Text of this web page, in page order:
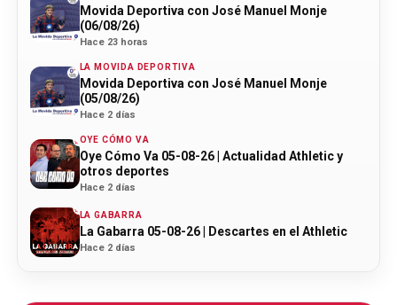
Movida Deportiva con José Manuel Monje
(06/08/26)
Hace 23 horas
LA MOVIDA DEPORTIVA
Movida Deportiva con José Manuel Monje
(05/08/26)
Hace 2 días
OYE CÓMO VA
Oye Cómo Va 05-08-26 | Actualidad Athletic y
otros deportes
Hace 2 días
LA GABARRA
La Gabarra 05-08-26 | Descartes en el Athletic
Hace 2 días